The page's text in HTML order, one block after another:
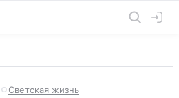
Светская жизнь